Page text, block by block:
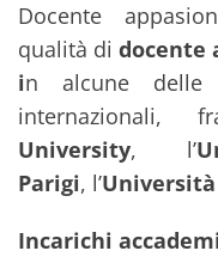
Docente
qualità di docente
in alcune delle
University, l’
Parigi, l’
Incarichi